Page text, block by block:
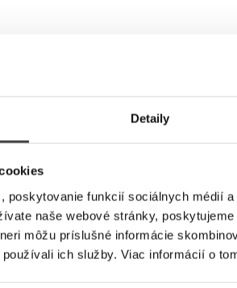
Detaily
poskytovanie funkcií sociálnych médií
naše webové stránky,
môžu príslušné informácie
ich služby. Viac informácií o
tejto kampane